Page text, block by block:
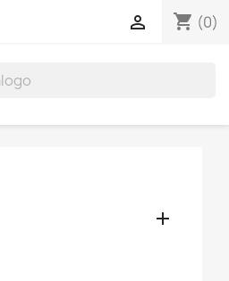
shopping_cart (0)

